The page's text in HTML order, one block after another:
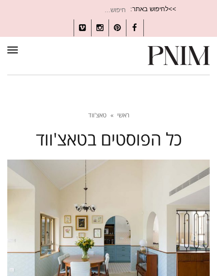
>>לחיפוש באתר:
עבור:
Facebook
Pinterest
Instagram
Vimeo
ראשי » טאצ'ווד
כל הפוסטים בטאצ'ווד